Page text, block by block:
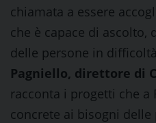
chiamata a essere
che è capace di ascolto,
delle persone in
Pagniello, direttore di
racconta i progetti che a
concrete ai bisogni